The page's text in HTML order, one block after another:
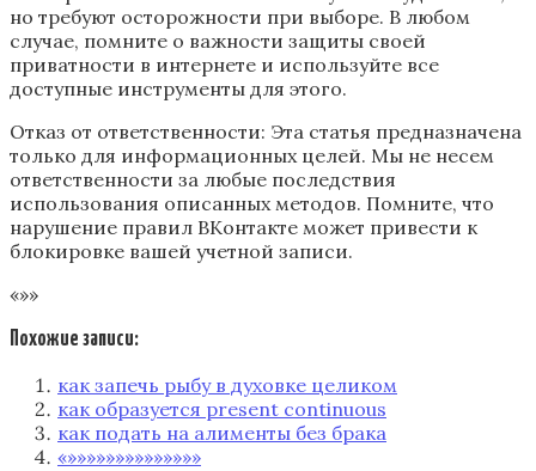
но требуют осторожности при выборе. В любом
случае, помните о важности защиты своей
приватности в интернете и используйте все
доступные инструменты для этого.
Отказ от ответственности: Эта статья предназначена
только для информационных целей. Мы не несем
ответственности за любые последствия
использования описанных методов. Помните, что
нарушение правил ВКонтакте может привести к
блокировке вашей учетной записи.
«»»
Похожие записи:
как запечь рыбу в духовке целиком
как образуется present continuous
как подать на алименты без брака
«»»»»»»»»»»»»»»